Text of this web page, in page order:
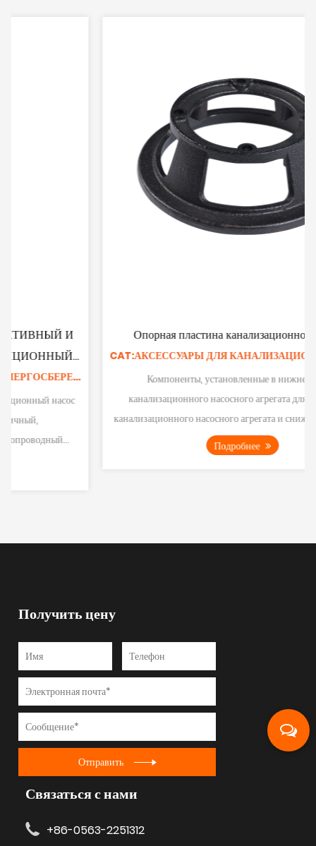
Опорная пластина канализационного насоса
CAT:АКСЕССУАРЫ ДЛЯ КАНАЛИЗАЦИОННЫХ НАСОСОВ
Компоненты, установленные в нижней части
канализационного насосного агрегата для поддержки
канализационного насосного агрегата и снижения вибрации
Получить цену
Отправить
Связаться с нами
+86-0563-2251312